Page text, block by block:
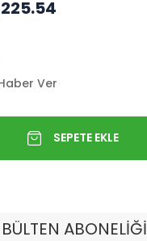
Ver
BÜLTEN ABONELİĞİ